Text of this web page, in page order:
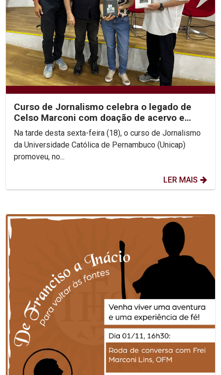
Curso de Jornalismo celebra o legado de
Celso Marconi com doação de acervo e
discussões sobre sua...
Na tarde desta sexta-feira (18), o curso de Jornalismo
da Universidade Católica de Pernambuco (Unicap)
promoveu, no...
LER MAIS